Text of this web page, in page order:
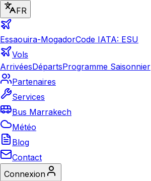
FR
Essaouira-MogadorCode IATA: ESU
Vols
ArrivéesDépartsProgramme Saisonnier
Partenaires
Services
Bus Marrakech
Météo
Blog
Contact
Connexion